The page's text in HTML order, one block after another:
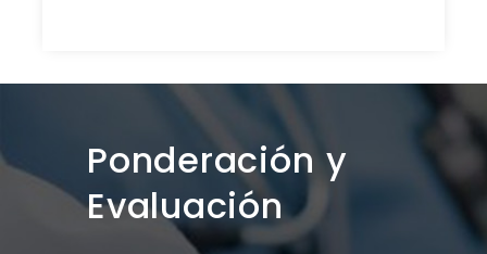
Ponderación y
Evaluación